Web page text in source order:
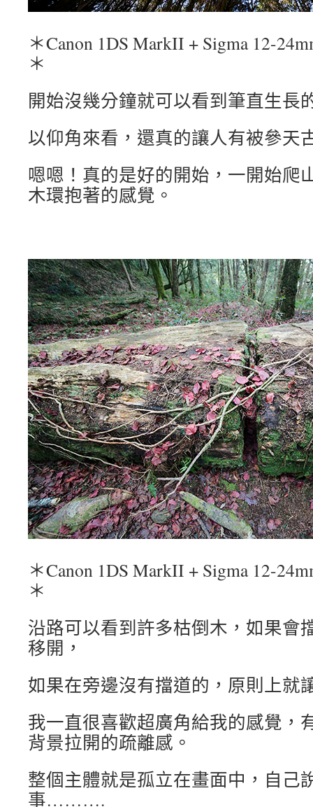
＊Canon 1DS MarkII + Sigma 12-
＊
開始沒幾分鐘就可以看到筆直生長
以仰角來看，還真的讓人有被參天
嗯嗯！真的是好的開始，一開始爬
木環抱著的感覺。
＊Canon 1DS MarkII + Sigma 12-
＊
沿路可以看到許多枯倒木，如果會
移開，
如果在旁邊沒有擋道的，原則上就
我一直很喜歡超廣角給我的感覺，
背景拉開的疏離感。
整個主體就是孤立在畫面中，自己
事……….